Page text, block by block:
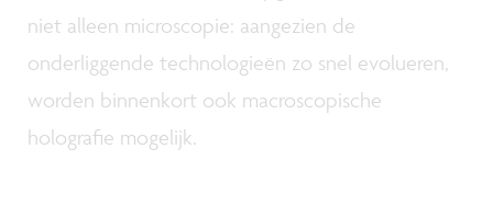
niet alleen microscopie: aangezien de
onderliggende technologieën zo snel evolueren,
worden binnenkort ook macroscopische
holografie mogelijk.